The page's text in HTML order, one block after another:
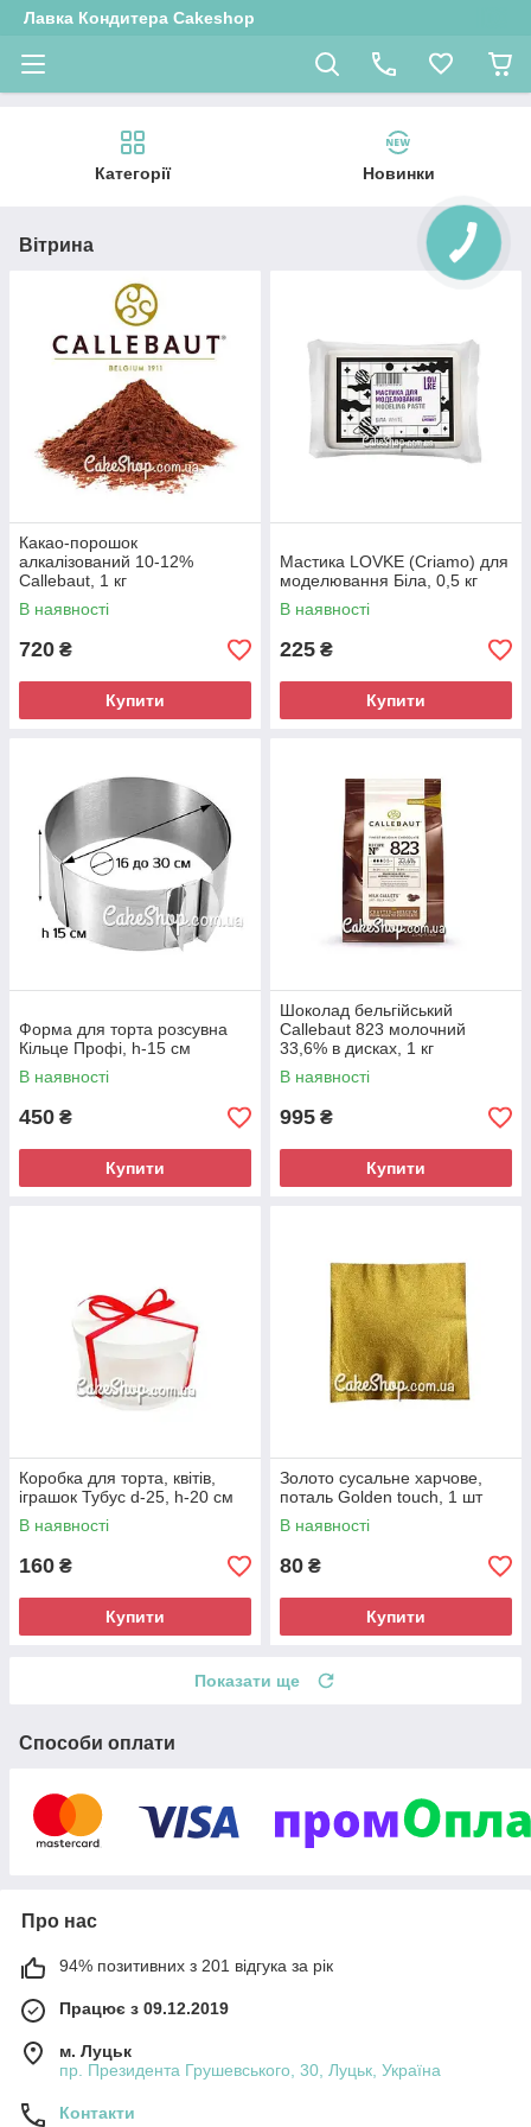
Лавка Кондитера Cakeshop
Категорії Новинки
Вітрина
Какао-порошок
алкалізований 10-12%
Callebaut, 1 кг
В наявності
720 ₴
Купити
Мастика LOVKE (Criamo) для
моделювання Біла, 0,5 кг
В наявності
225 ₴
Купити
Форма для торта розсувна
Кільце Профі, h-15 см
В наявності
450 ₴
Купити
Шоколад бельгійський
Callebaut 823 молочний
33,6% в дисках, 1 кг
В наявності
995 ₴
Купити
Коробка для торта, квітів,
іграшок Тубус d-25, h-20 см
В наявності
160 ₴
Купити
Золото сусальне харчове,
поталь Golden touch, 1 шт
В наявності
80 ₴
Купити
Показати ще
Способи оплати
Про нас
94% позитивних з 201 відгука за рік
Працює з 09.12.2019
м. Луцьк
пр. Президента Грушевського, 30, Луцьк, Україна
Контакти